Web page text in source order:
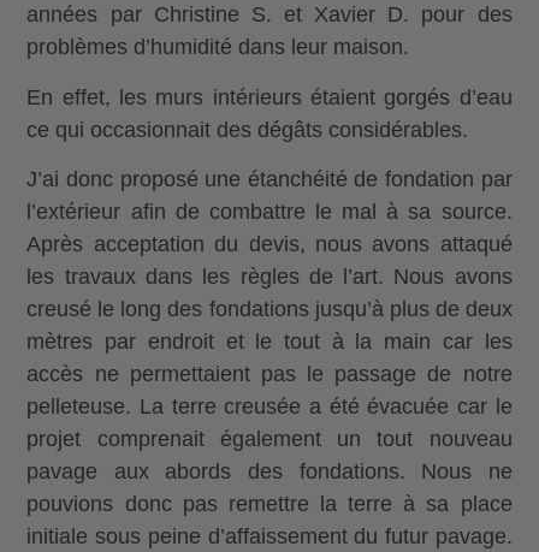
années par Christine S. et Xavier D. pour des
problèmes d’humidité dans leur maison.
En effet, les murs intérieurs étaient gorgés d’eau
ce qui occasionnait des dégâts considérables.
J’ai donc proposé une étanchéité de fondation par
l’extérieur afin de combattre le mal à sa source.
Après acceptation du devis, nous avons attaqué
les travaux dans les règles de l’art. Nous avons
creusé le long des fondations jusqu’à plus de deux
mètres par endroit et le tout à la main car les
accès ne permettaient pas le passage de notre
pelleteuse. La terre creusée a été évacuée car le
projet comprenait également un tout nouveau
pavage aux abords des fondations. Nous ne
pouvions donc pas remettre la terre à sa place
initiale sous peine d’affaissement du futur pavage.